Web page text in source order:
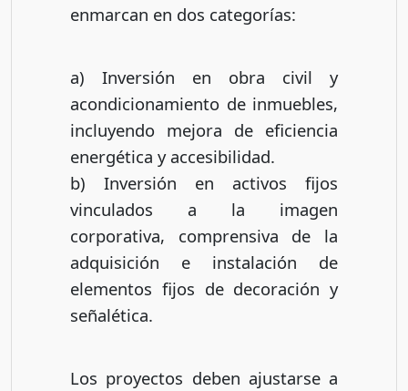
enmarcan en dos categorías:
a) Inversión en obra civil y
acondicionamiento de inmuebles,
incluyendo mejora de eficiencia
energética y accesibilidad.
b) Inversión en activos fijos
vinculados a la imagen
corporativa, comprensiva de la
adquisición e instalación de
elementos fijos de decoración y
señalética.
Los proyectos deben ajustarse a